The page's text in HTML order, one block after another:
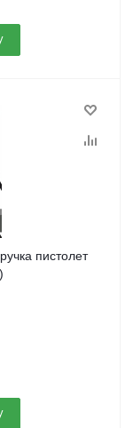
пистолет